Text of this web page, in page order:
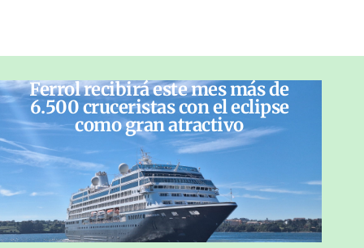
Ferrol recibirá este mes más de
6.500 cruceristas con el eclipse
como gran atractivo